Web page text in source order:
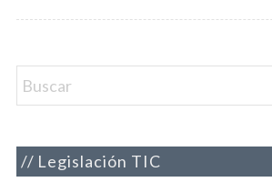
Legislación TIC